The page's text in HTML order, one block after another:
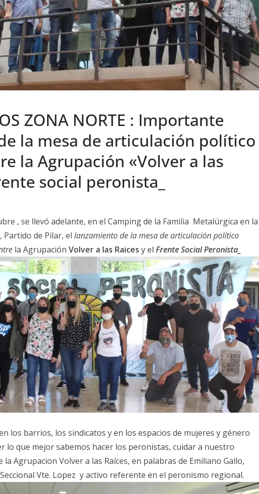
ZONA NORTE : Importante
la mesa de articulación político
la Agrupación «Volver a las
social peronista_
, se llevó adelante, en el Camping de la Familia Metalúrgica en la
Partido de Pilar, el lanzamiento de la mesa de articulación político
la Agrupación Volver a las Raices y el Frente Social Peronista_
los barrios, los sindicatos y en los espacios de mujeres y género
lo que mejor sabemos hacer los peronistas, cuidar a nuestro
la Agrupacion Volver a las Raíces, en palabras de Emiliano Gallo,
Vte. Lopez y activo referente en el peronismo regional.